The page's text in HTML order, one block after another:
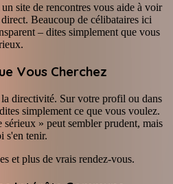
site de rencontres vous aide à voir
Beaucoup de célibataires ici
– dites simplement que vous
Vous Cherchez
directivité. Sur votre profil ou dans
simplement ce que vous voulez.
sérieux » peut sembler prudent, mais
s'en tenir.
et plus de vrais rendez-vous.